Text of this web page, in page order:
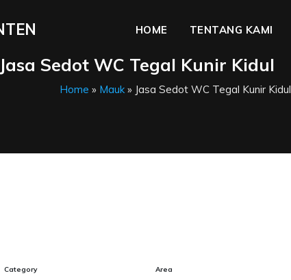
HOME TENTANG KAMI
Jasa Sedot WC Tegal Kunir Kidul
Home » Mauk» Jasa Sedot WC Tegal Kunir Kidul
Category Area